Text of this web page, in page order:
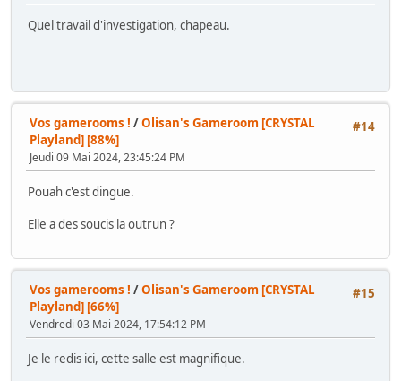
Quel travail d'investigation, chapeau.
#14
Vos gamerooms ! /Olisan's Gameroom [CRYSTAL
Playland] [88%]
Jeudi 09 Mai 2024, 23:45:24 PM
Pouah c'est dingue.
Elle a des soucis la outrun ?
#15
Vos gamerooms ! /Olisan's Gameroom [CRYSTAL
Playland] [66%]
Vendredi 03 Mai 2024, 17:54:12 PM
Je le redis ici, cette salle est magnifique.